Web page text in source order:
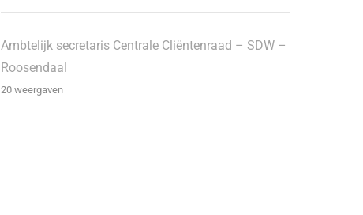
Ambtelijk secretaris Centrale Cliëntenraad – SDW –
Roosendaal
20 weergaven